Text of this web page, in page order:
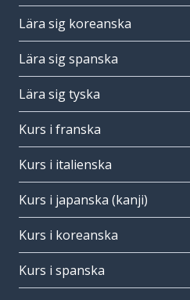
Lära sig koreanska
Lära sig spanska
Lära sig tyska
Kurs i franska
Kurs i italienska
Kurs i japanska (kanji)
Kurs i koreanska
Kurs i spanska